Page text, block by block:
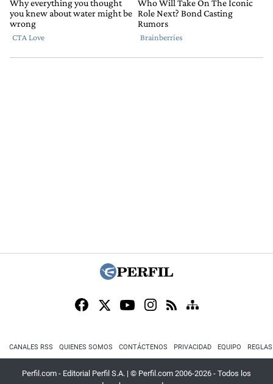
CANALES RSS QUIENES SOMOS CONTÁCTENOS PRIVACIDAD EQUIPO
Perfil.com - Editorial Perfil S.A. | © Perfil.com 2006-2026 - Todos los